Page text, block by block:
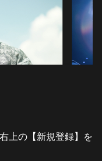
上の【新規登録】を